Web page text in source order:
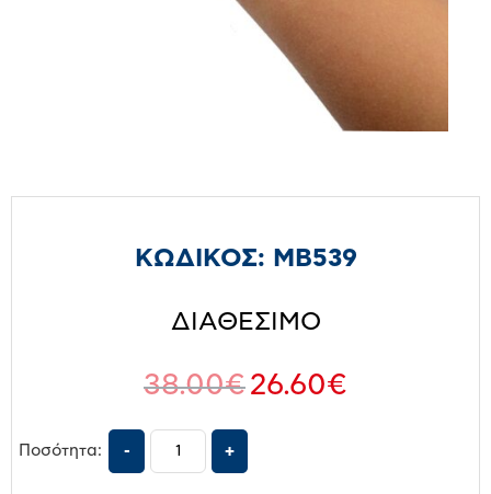
ΚΩΔΙΚΟΣ: MB539
ΔΙΑΘΕΣΙΜΟ
38.00€26.60€
Ποσότητα: